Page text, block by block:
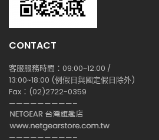
CONTACT
客服服務時間：09:00~12:00 /
13:00~18:00 (例假日與國定假日除外)
Fax：(02)2722-0359
—————————–
—————————–